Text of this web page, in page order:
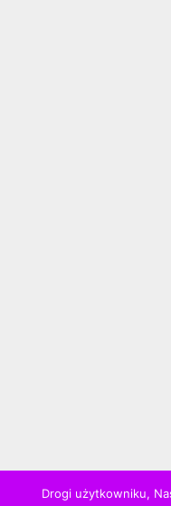
Drogi użytkowniku,